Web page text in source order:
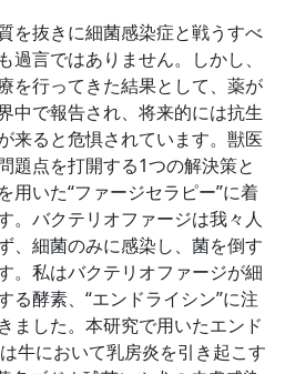
を抜きに細菌感染症と戦うすべ
過言ではありません。しかし、
を行ってきた結果として、薬が
中で報告され、将来的には抗生
来ると危惧されています。獣医
題点を打開する1つの解決策と
用いた“ファージセラピー”に着
。バクテリオファージは我々人
、細菌のみに感染し、菌を倒す
。私はバクテリオファージが細
る酵素、“エンドライシン”に注
ました。本研究で用いたエンド
牛において乳房炎を引き起こす